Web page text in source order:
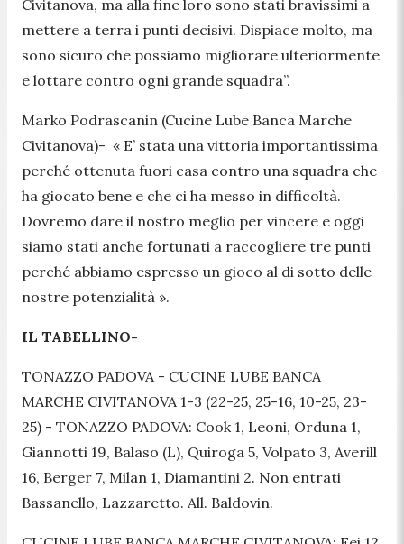
Civitanova, ma alla fine loro sono stati bravissimi a
mettere a terra i punti decisivi. Dispiace molto, ma
sono sicuro che possiamo migliorare ulteriormente
e lottare contro ogni grande squadra”.
Marko Podrascanin (Cucine Lube Banca Marche
Civitanova)- « E’ stata una vittoria importantissima
perché ottenuta fuori casa contro una squadra che
ha giocato bene e che ci ha messo in difficoltà.
Dovremo dare il nostro meglio per vincere e oggi
siamo stati anche fortunati a raccogliere tre punti
perché abbiamo espresso un gioco al di sotto delle
nostre potenzialità ».
IL TABELLINO-
TONAZZO PADOVA - CUCINE LUBE BANCA
MARCHE CIVITANOVA 1-3 (22-25, 25-16, 10-25, 23-
25) - TONAZZO PADOVA: Cook 1, Leoni, Orduna 1,
Giannotti 19, Balaso (L), Quiroga 5, Volpato 3, Averill
16, Berger 7, Milan 1, Diamantini 2. Non entrati
Bassanello, Lazzaretto. All. Baldovin.